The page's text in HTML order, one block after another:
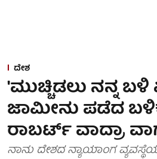
ದೇಶ
'ಮುಚ್ಚಿಡಲು ನನ್ನ ಬಳಿ
ಜಾಮೀನು ಪಡೆದ ಬಳಿಕ
ರಾಬರ್ಟ್ ವಾದ್ರಾ
ನಾನು ದೇಶದ ನ್ಯಾಯಾಂಗ